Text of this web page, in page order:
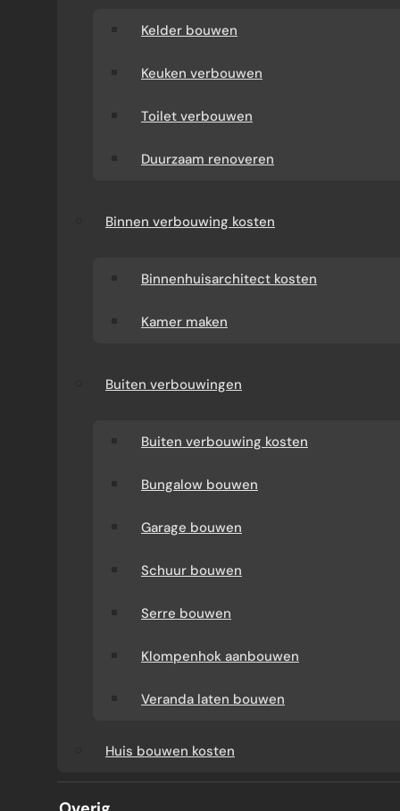
Kelder bouwen
Keuken verbouwen
Toilet verbouwen
Duurzaam renoveren
Binnen verbouwing kosten
Binnenhuisarchitect kosten
Kamer maken
Buiten verbouwingen
Buiten verbouwing kosten
Bungalow bouwen
Garage bouwen
Schuur bouwen
Serre bouwen
Klompenhok aanbouwen
Veranda laten bouwen
Huis bouwen kosten
DE BESTE
SCHOONMAAKPRODUCTEN